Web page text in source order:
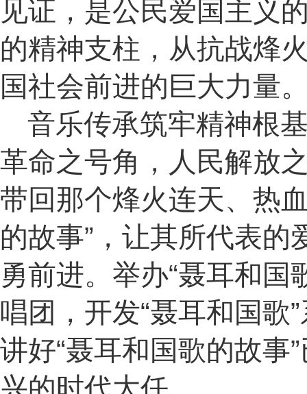
见证，是公民爱国主义
的精神支柱，从抗战烽
国社会前进的巨大力量
音乐传承筑牢精神根
革命之号角，人民解放
带回那个烽火连天、热
的故事”，让其所代表
勇前进。举办“聂耳和
唱团，开发“聂耳和国
讲好“聂耳和国歌的故事